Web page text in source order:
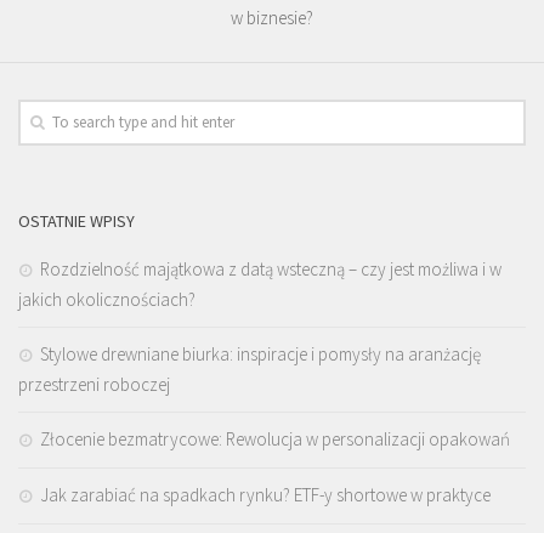
w biznesie?
OSTATNIE WPISY
Rozdzielność majątkowa z datą wsteczną – czy jest możliwa i w
jakich okolicznościach?
Stylowe drewniane biurka: inspiracje i pomysły na aranżację
przestrzeni roboczej
Złocenie bezmatrycowe: Rewolucja w personalizacji opakowań
Jak zarabiać na spadkach rynku? ETF-y shortowe w praktyce